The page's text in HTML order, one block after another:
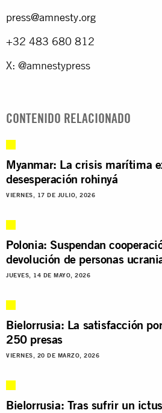
press@amnesty.org
+32 483 680 812
X: @amnestypress
CONTENIDO RELACIONADO
Myanmar: La crisis marítima
desesperación rohinyá
VIERNES, 17 DE JULIO, 2026
Polonia: Suspendan
devolución de personas
JUEVES, 14 DE MAYO, 2026
Bielorrusia: La satisfacción
250 presas
VIERNES, 20 DE MARZO, 2026
Bielorrusia: Tras sufrir un